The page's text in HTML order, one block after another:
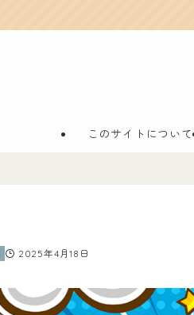
このサイトについて
2025年4月18日